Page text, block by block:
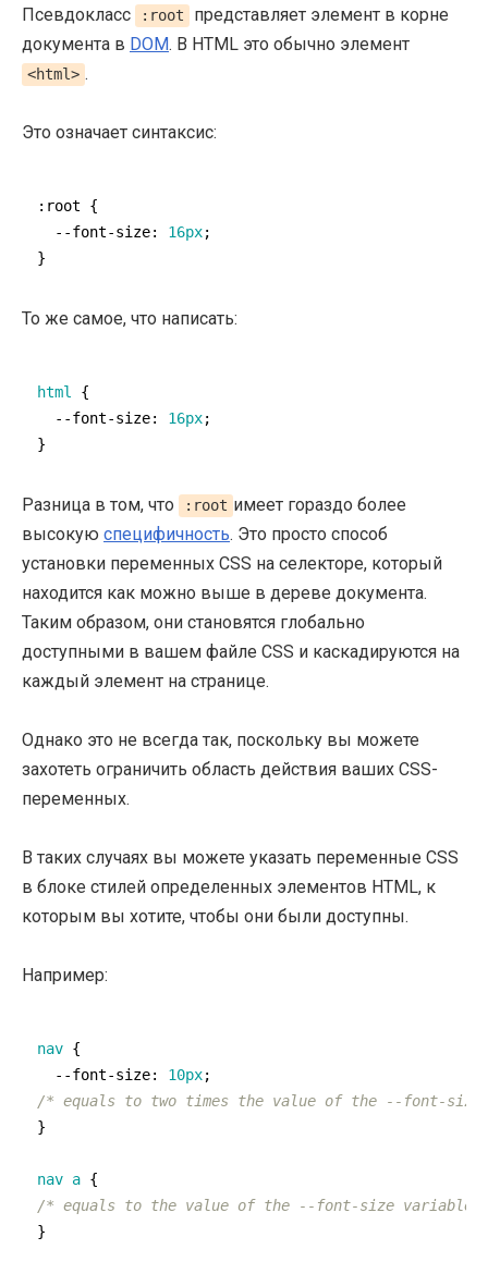
Псевдокласс :root
представляет элемент в корне
документа в DOM. В HTML это обычно элемент
<html> .
Это означает синтаксис:
:root {
--font-size: 16px;
То же самое, что написать:
html
{
--font-size: 16px;
}
Разница в том, что :root имеет гораздо более
высокую специфичность. Это просто способ
установки переменных CSS на селекторе, который
находится как можно выше в дереве документа.
Таким образом, они становятся глобально
доступными в вашем файле CSS и каскадируются на
каждый элемент на странице.
Однако это не всегда так, поскольку вы можете
захотеть ограничить область действия ваших CSS-
переменных.
В таких случаях вы можете указать переменные CSS
в блоке стилей определенных элементов HTML, к
которым вы хотите, чтобы они были доступны.
Например:
nav {
--font-size: 10px
/* equals to two times the value of the --font-
}
nav a
/* equals to the value of the --font-size variable